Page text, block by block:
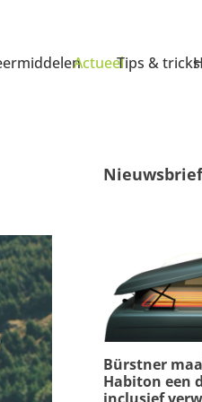
ActueelTips & tricks
Nieuwsbrief
Bürstner
Habiton een